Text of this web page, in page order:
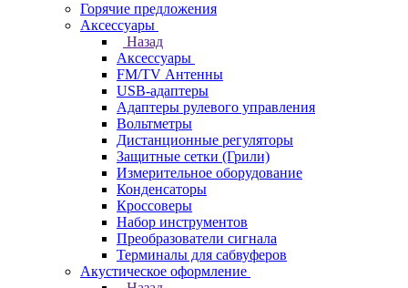
Горячие предложения
Аксессуары
Назад
Аксессуары
FM/TV Антенны
USB-адаптеры
Адаптеры рулевого управления
Вольтметры
Дистанционные регуляторы
Защитные сетки (Грили)
Измерительное оборудование
Конденсаторы
Кроссоверы
Набор инструментов
Преобразователи сигнала
Терминалы для сабвуферов
Акустическое оформление